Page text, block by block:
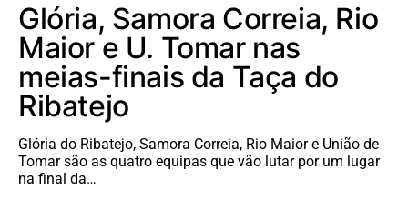
Glória, Samora Correia, Rio
Maior e U. Tomar nas
meias-finais da Taça do
Ribatejo
Glória do Ribatejo, Samora Correia, Rio Maior e União de
Tomar são as quatro equipas que vão lutar por um lugar
na final da…